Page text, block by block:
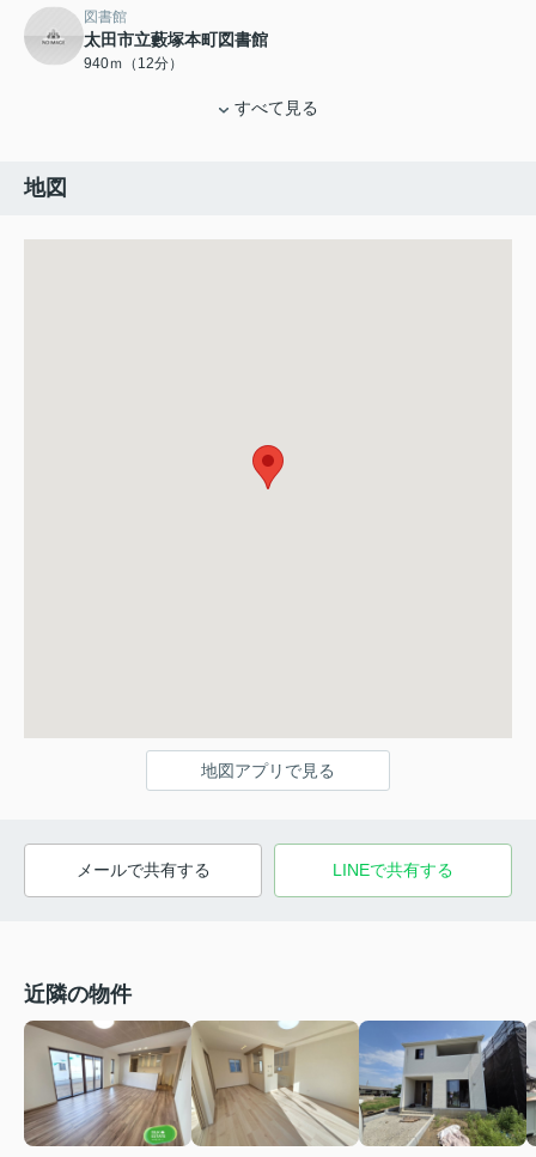
図書館
太田市立藪塚本町図書館
940ｍ（12分）
すべて見る
地図
地図アプリで見る
メールで共有する LINEで共有する
近隣の物件